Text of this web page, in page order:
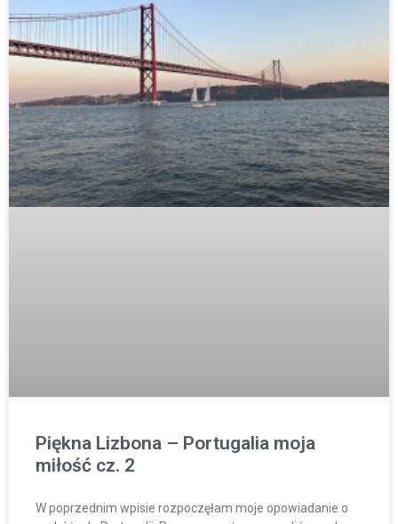
Piękna Lizbona – Portugalia moja
miłość cz. 2
W poprzednim wpisie rozpoczęłam moje opowiadanie o